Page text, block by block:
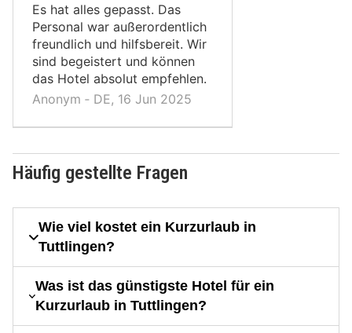
10,
Es hat alles gepasst. Das
Personal war außerordentlich
freundlich und hilfsbereit. Wir
sind begeistert und können
das Hotel absolut empfehlen.
Anonym ‐ DE, 16 Jun 2025
Häufig gestellte Fragen
Wie viel kostet ein Kurzurlaub in
Tuttlingen?
Was ist das günstigste Hotel für ein
Kurzurlaub in Tuttlingen?